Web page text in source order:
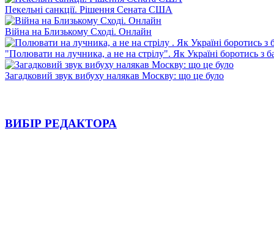
Пекельні санкції. Рішення Сената США
Війна на Близькому Сході. Онлайн
"Полювати на лучника, а не на стрілу". Як Україні боротись з
Загадковий звук вибуху налякав Москву: що це було
ВИБІР РЕДАКТОРА